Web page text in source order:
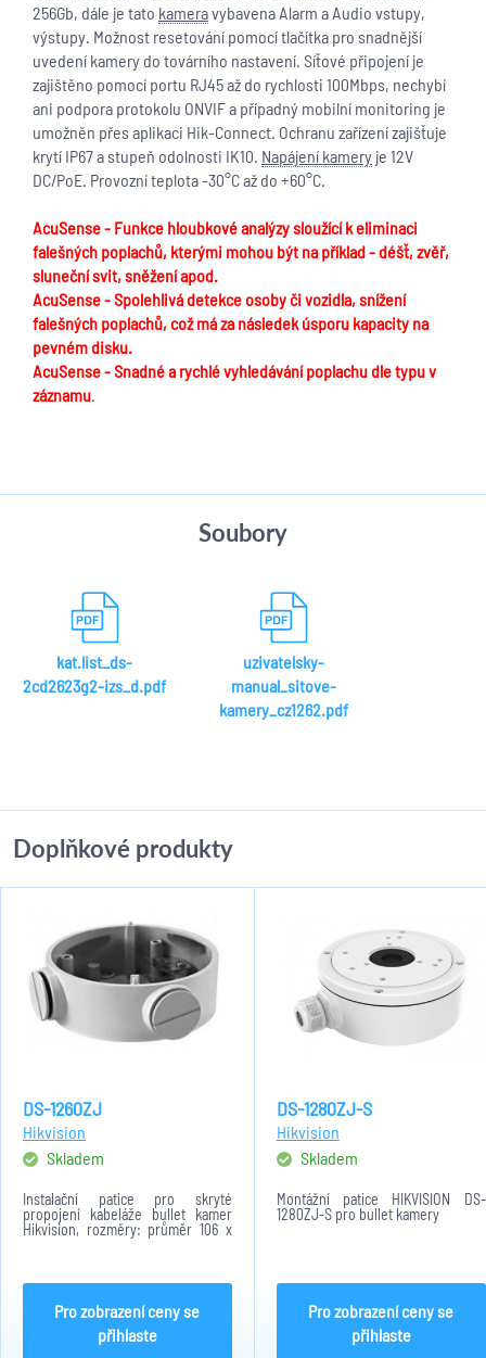
256Gb, dále je tato kameravybavena Alarm a Audio vstupy,
výstupy. Možnost resetování pomocí tlačítka pro snadnější
uvedení kamery do továrního nastavení. Síťové připojení je
zajištěno pomocí portu RJ45 až do rychlosti 100Mbps, nechybí
ani podpora protokolu ONVIF a případný mobilní monitoring je
umožněn přes aplikaci Hik-Connect. Ochranu zařízení zajišťuje
krytí IP67 a stupeň odolnosti IK10. Napájení kamery je 12V
DC/PoE. Provozní teplota -30°C až do +60°C.
AcuSense - Funkce hloubkové analýzy sloužící k eliminaci
falešných poplachů, kterými mohou být na příklad - déšť, zvěř,
sluneční svit, sněžení apod.
AcuSense - Spolehlivá detekce osoby či vozidla, snížení
falešných poplachů, což má za následek úsporu kapacity na
pevném disku.
AcuSense - Snadné a rychlé vyhledávání poplachu dle typu v
záznamu.
Soubory
kat.list_ds-
2cd2623g2-izs_d.pdf
uzivatelsky-
manual_sitove-
kamery_cz1262.pdf
Doplňkové produkty
DS-1260ZJ
Hikvision
Skladem
Instalační patice pro skryté
propojení kabeláže bullet kamer
Hikvision, rozměry: průměr 106 x
Pro zobrazení ceny se
přihlaste
DS-1280ZJ-S
Hikvision
Skladem
Montážní patice HIKVISION DS-
1280ZJ-S pro bullet kamery
Pro zobrazení ceny se
přihlaste